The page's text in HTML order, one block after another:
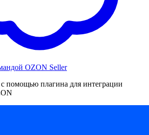
OZON Seller
помощью плагина для интеграции